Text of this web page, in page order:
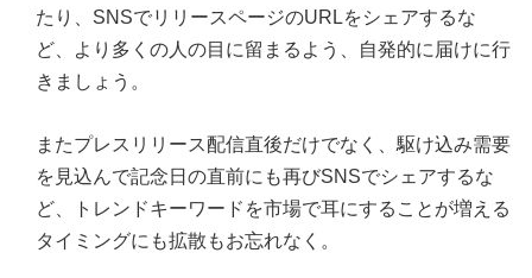
たり、SNSでリリースページのURLをシェアするな
ど、より多くの人の目に留まるよう、自発的に届けに行
きましょう。
またプレスリリース配信直後だけでなく、駆け込み需要
を見込んで記念日の直前にも再びSNSでシェアするな
ど、トレンドキーワードを市場で耳にすることが増える
タイミングにも拡散もお忘れなく。